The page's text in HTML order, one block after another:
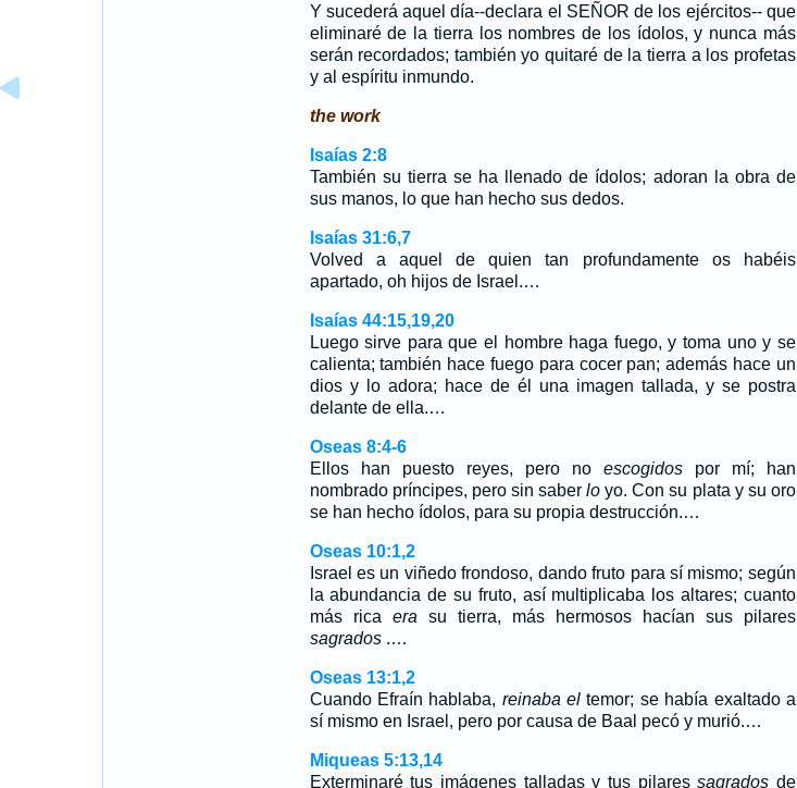
Y sucederá aquel día--declara el SEÑOR de los ejércitos-- que
eliminaré de la tierra los nombres de los ídolos, y nunca más
serán recordados; también yo quitaré de la tierra a los profetas
y al espíritu inmundo.
the work
Isaías 2:8
También su tierra se ha llenado de ídolos; adoran la obra de
sus manos, lo que han hecho sus dedos.
Isaías 31:6,7
Volved a aquel de quien tan profundamente os habéis
apartado, oh hijos de Israel.…
Isaías 44:15,19,20
Luego sirve para que el hombre haga fuego, y toma uno y se
calienta; también hace fuego para cocer pan; además hace un
dios y lo adora; hace de él una imagen tallada, y se postra
delante de ella.…
Oseas 8:4-6
Ellos han puesto reyes, pero no escogidospor mí; han
nombrado príncipes, pero sin saberlo yo. Con su plata y su oro
se han hecho ídolos, para su propia destrucción.…
Oseas 10:1,2
Israel es un viñedo frondoso, dando fruto para sí mismo; según
la abundancia de su fruto, así multiplicaba los altares; cuanto
más rica era su tierra, más hermosos hacían sus pilares
sagrados.…
Oseas 13:1,2
Cuando Efraín hablaba, reinaba el temor; se había exaltado a
sí mismo en Israel, pero por causa de Baal pecó y murió.…
Miqueas 5:13,14
Exterminaré tus imágenes talladas y tus pilaressagrados de